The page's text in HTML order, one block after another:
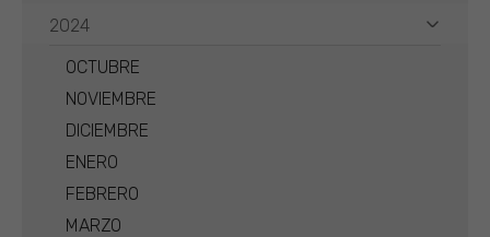
2024
OCTUBRE
NOVIEMBRE
DICIEMBRE
ENERO
FEBRERO
MARZO